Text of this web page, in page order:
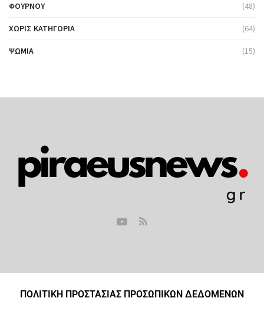
ΦΟΎΡΝΟΥ (48)
ΧΩΡΊΣ ΚΑΤΗΓΟΡΊΑ (64)
ΨΩΜΙΆ (15)
ΠΟΛΙΤΙΚΗ ΠΡΟΣΤΑΣΙΑΣ ΠΡΟΣΩΠΙΚΩΝ ΔΕΔΟΜΕΝΩΝ